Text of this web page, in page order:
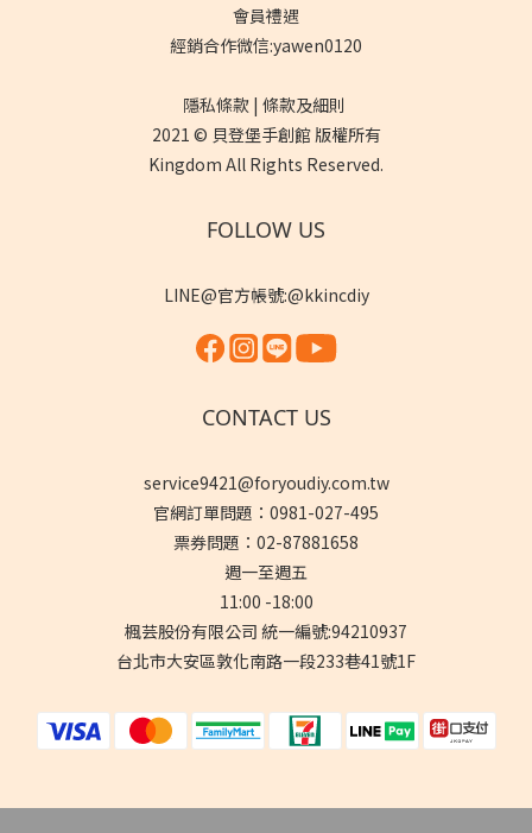
會員禮遇
經銷合作微信:yawen0120
隱私條款 | 條款及細則
2021 © 貝登堡手創館 版權所有
Kingdom All Rights Reserved.
FOLLOW US
LINE@官方帳號:@kkincdiy
CONTACT US
service9421@foryoudiy.com.tw
官網訂單問題：0981-027-495
票券問題：02-87881658
週一至週五
11:00 -18:00
楓芸股份有限公司 統一編號:94210937
台北市大安區敦化南路一段233巷41號1F